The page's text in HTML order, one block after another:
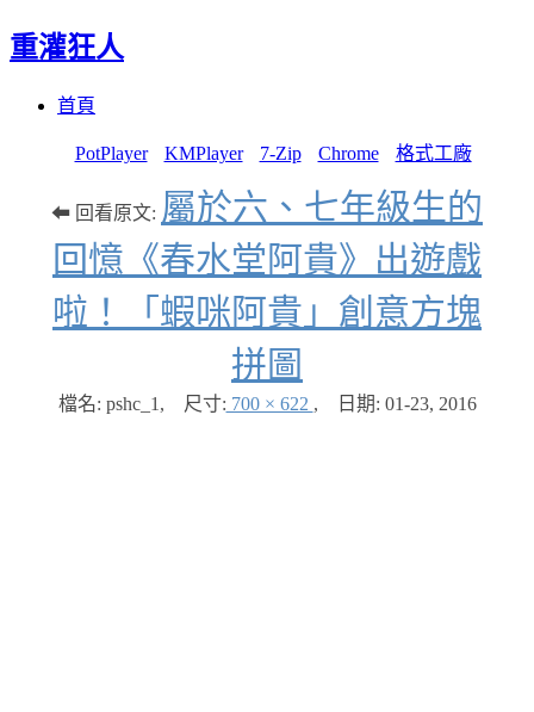
重灌狂人
首頁
PotPlayer KMPlayer 7-Zip Chrome 格式工廠
⬅ 回看原文: 屬於六、七年級生的
回憶《春水堂阿貴》出遊戲
啦！「蝦咪阿貴」創意方塊
拼圖
檔名: pshc_1 , 尺寸: 700 × 622 , 日期: 01-23, 2016